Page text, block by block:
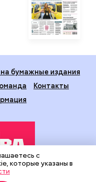
бумажные издания
Контакты
Департамента
с
которые указаны в